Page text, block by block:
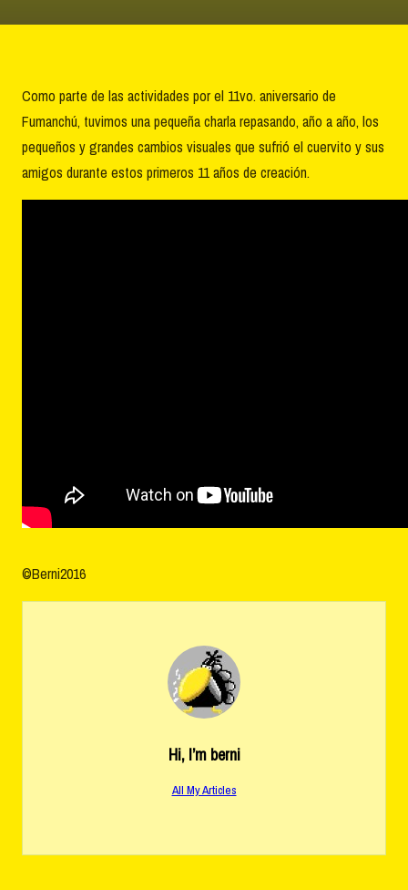
Como parte de las actividades por el 11vo. aniversario de
Fumanchú, tuvimos una pequeña charla repasando, año a año, los
pequeños y grandes cambios visuales que sufrió el cuervito y sus
amigos durante estos primeros 11 años de creación.
©Berni2016
Hi, I’m berni
All My Articles